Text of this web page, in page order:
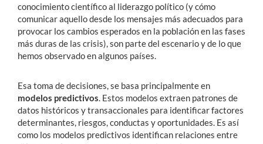
conocimiento científico al liderazgo político (y cómo
comunicar aquello desde los mensajes más adecuados para
provocar los cambios esperados en la población en las fases
más duras de las crisis), son parte del escenario y de lo que
hemos observado en algunos países.
Esa toma de decisiones, se basa principalmente en
modelos predictivos. Estos modelos extraen patrones de
datos históricos y transaccionales para identificar factores
determinantes, riesgos, conductas y oportunidades. Es así
como los modelos predictivos identifican relaciones entre